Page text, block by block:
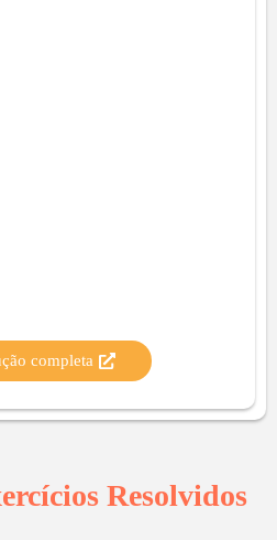
completa
Resolvidos